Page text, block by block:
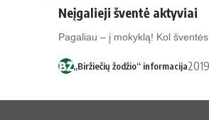
Neįgalieji šventė aktyviai
Pa­ga­liau – į mo­kyklą! Kol
„Biržiečių žodžio“ informacija